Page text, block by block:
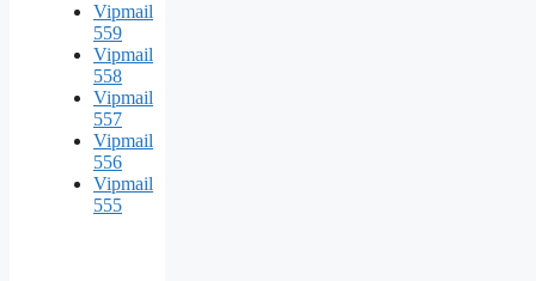
Vipmail
559
Vipmail
558
Vipmail
557
Vipmail
556
Vipmail
555